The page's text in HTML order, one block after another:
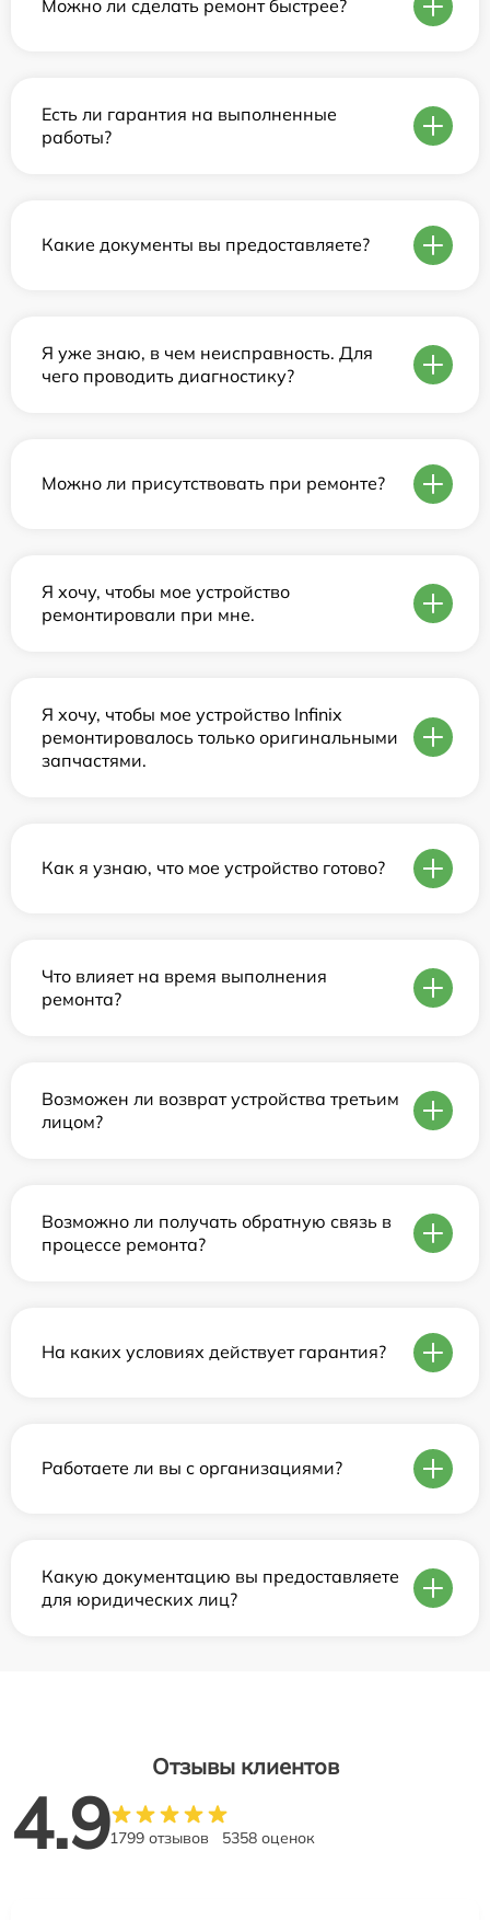
Можно ли сделать ремонт быстрее?
Есть ли гарантия на выполненные
работы?
Какие документы вы предоставляете?
Я уже знаю, в чем неисправность. Для
чего проводить диагностику?
Можно ли присутствовать при ремонте?
Я хочу, чтобы мое устройство
ремонтировали при мне.
Я хочу, чтобы мое устройство Infinix
ремонтировалось только оригинальными
запчастями.
Как я узнаю, что мое устройство готово?
Что влияет на время выполнения
ремонта?
Возможен ли возврат устройства третьим
лицом?
Возможно ли получать обратную связь в
процессе ремонта?
На каких условиях действует гарантия?
Работаете ли вы с организациями?
Какую документацию вы предоставляете
для юридических лиц?
Отзывы клиентов
4.91799 отзывов 5358 оценок